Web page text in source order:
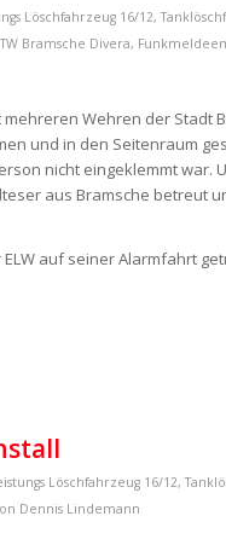
Löschfahrzeug 16/12,
Bramsche Divera,
Wehren der Stadt
und in den Seitenraum
nicht eingeklemmt war.
aus Bramsche betreut
auf seiner Alarmfahrt
Löschfahrzeug 16/12,
Dennis Lindemann